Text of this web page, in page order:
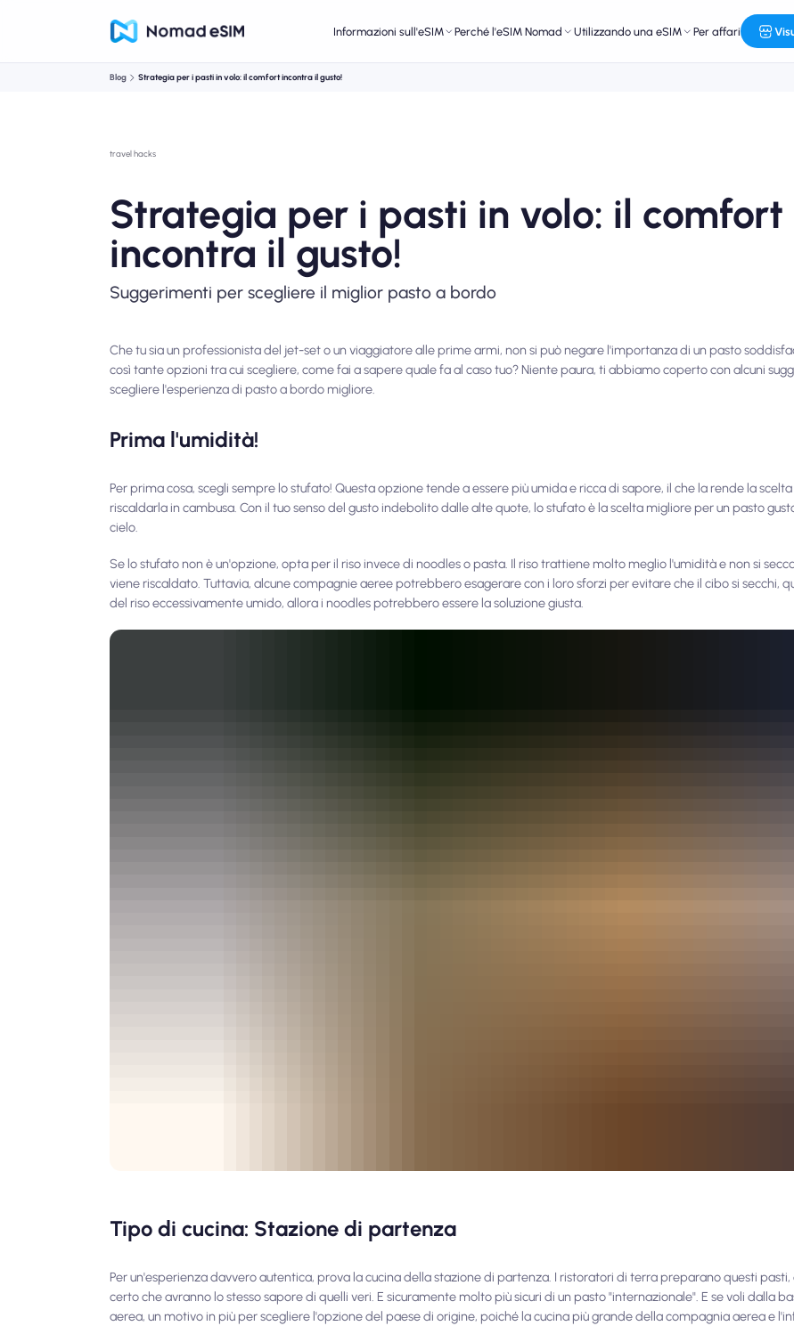
Informazioni sull'eSIM Perché l'eSIM Nomad Utilizzando una eSIM Per affari
Blog Strategia per i pasti in volo: il comfort incontra il gusto!
travel hacks
Strategia per i pasti in volo: il comfort
incontra il gusto!
Suggerimenti per scegliere il miglior pasto a bordo
Che tu sia un professionista del jet-set o un viaggiatore alle prime armi, non si può negare l'importanza di un pasto
così tante opzioni tra cui scegliere, come fai a sapere quale fa al caso tuo? Niente paura, ti abbiamo coperto con alcuni
scegliere l'esperienza di pasto a bordo migliore.
Prima l'umidità!
Per prima cosa, scegli sempre lo stufato! Questa opzione tende a essere più umida e ricca di sapore, il che la rende la
riscaldarla in cambusa. Con il tuo senso del gusto indebolito dalle alte quote, lo stufato è la scelta migliore per un pasto
cielo.
Se lo stufato non è un'opzione, opta per il riso invece di noodles o pasta. Il riso trattiene molto meglio l'umidità e non si
viene riscaldato. Tuttavia, alcune compagnie aeree potrebbero esagerare con i loro sforzi per evitare che il cibo si secchi,
del riso eccessivamente umido, allora i noodles potrebbero essere la soluzione giusta.
Tipo di cucina: Stazione di partenza
Per un'esperienza davvero autentica, prova la cucina della stazione di partenza. I ristoratori di terra preparano questi pasti,
certo che avranno lo stesso sapore di quelli veri. E sicuramente molto più sicuri di un pasto "internazionale". E se voli dalla
aerea, un motivo in più per scegliere l'opzione del paese di origine, poiché la cucina più grande della compagnia aerea e